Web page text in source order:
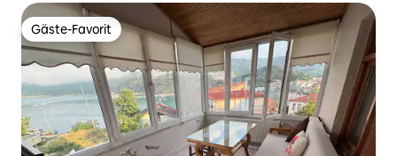
Gäste-Favorit
Gäste-Favorit